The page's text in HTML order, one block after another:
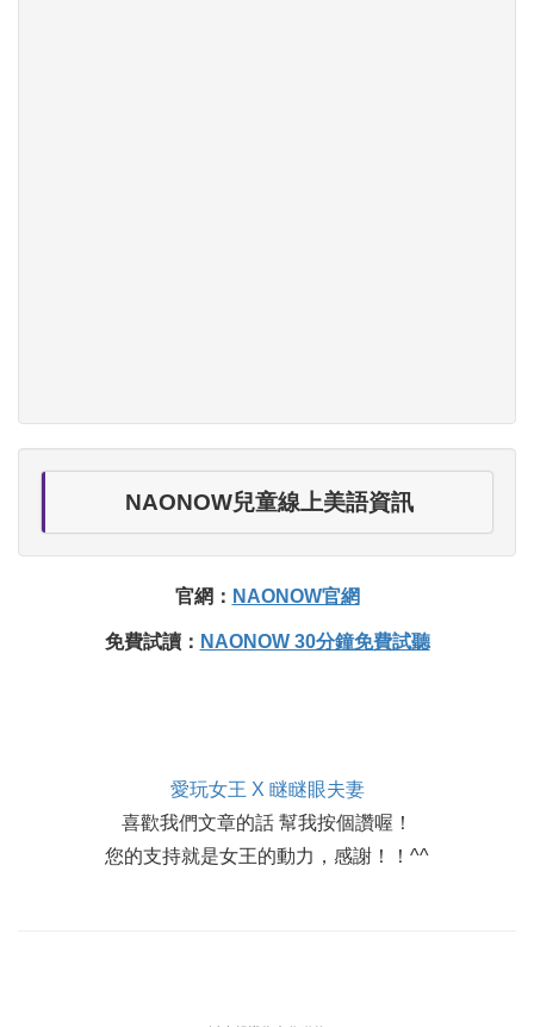
NAONOW兒童線上美語資訊
官網： NAONOW官網
免費試讀： NAONOW 30分鐘免費試聽
愛玩女王 X 瞇瞇眼夫妻
喜歡我們文章的話 幫我按個讚喔！
您的支持就是女王的動力，感謝！！^^